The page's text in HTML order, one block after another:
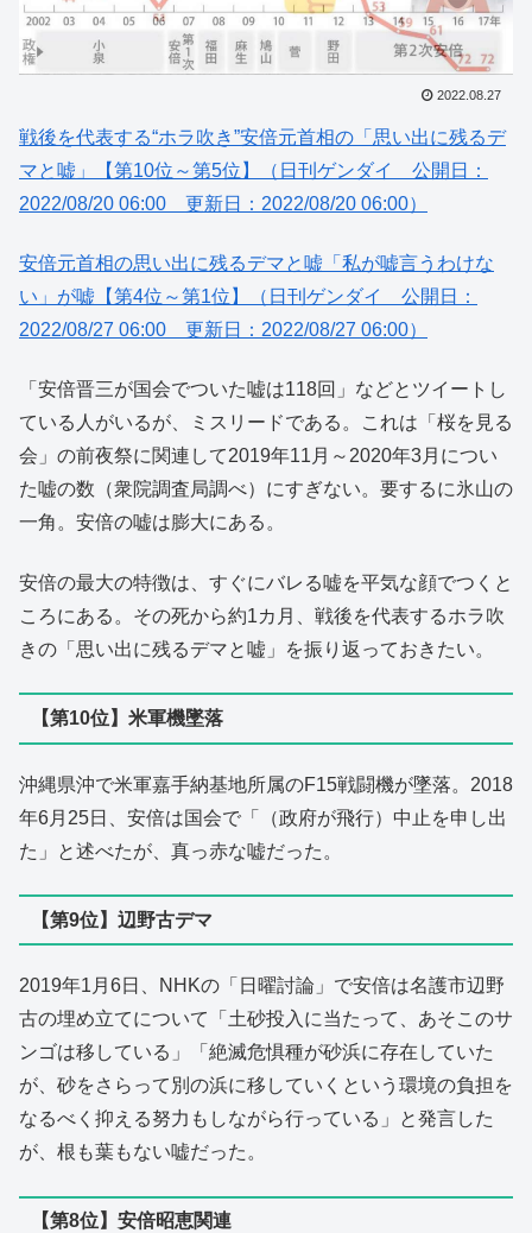
2022.08.27
戦後を代表する“ホラ吹き”安倍元首相の「思い出に残るデ
マと嘘」【第10位～第5位】（日刊ゲンダイ 公開日：
2022/08/20 06:00 更新日：2022/08/20 06:00）
安倍元首相の思い出に残るデマと嘘「私が嘘言うわけな
い」が嘘【第4位～第1位】（日刊ゲンダイ 公開日：
2022/08/27 06:00 更新日：2022/08/27 06:00）
「安倍晋三が国会でついた嘘は118回」などとツイートし
ている人がいるが、ミスリードである。これは「桜を見る
会」の前夜祭に関連して2019年11月～2020年3月につい
た嘘の数（衆院調査局調べ）にすぎない。要するに氷山の
一角。安倍の嘘は膨大にある。
安倍の最大の特徴は、すぐにバレる嘘を平気な顔でつくと
ころにある。その死から約1カ月、戦後を代表するホラ吹
きの「思い出に残るデマと嘘」を振り返っておきたい。
【第10位】米軍機墜落
沖縄県沖で米軍嘉手納基地所属のF15戦闘機が墜落。2018
年6月25日、安倍は国会で「（政府が飛行）中止を申し出
た」と述べたが、真っ赤な嘘だった。
【第9位】辺野古デマ
2019年1月6日、NHKの「日曜討論」で安倍は名護市辺野
古の埋め立てについて「土砂投入に当たって、あそこのサ
ンゴは移している」「絶滅危惧種が砂浜に存在していた
が、砂をさらって別の浜に移していくという環境の負担を
なるべく抑える努力もしながら行っている」と発言した
が、根も葉もない嘘だった。
【第8位】安倍昭恵関連